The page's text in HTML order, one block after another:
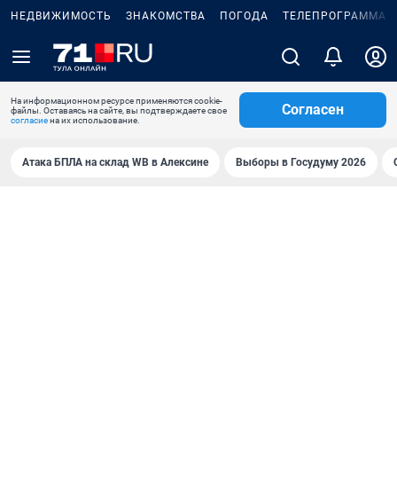
НЕДВИЖИМОСТЬ ЗНАКОМСТВА ПОГОДА ТЕЛЕПРОГРАММА
На информационном ресурсе применяются cookie-
файлы. Оставаясь на сайте, вы подтверждаете свое
согласиена их использование.
Согласен
Атака БПЛА на склад WB в Алексине Выборы в Госудуму 2026